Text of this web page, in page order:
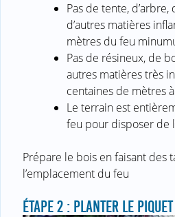
Pas de tente,
d’autres matières
mètres du feu
Pas de résineux, de
autres matières très
centaines de mètres
Le terrain est
feu pour disposer de
Prépare le bois en faisant des
l’emplacement du feu
ÉTAPE 2 : PLANTER LE